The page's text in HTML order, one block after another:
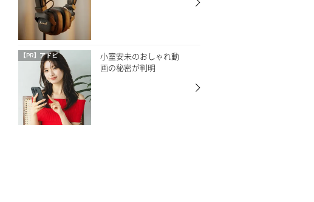
【PR】アドビ
小室安未のおしゃれ動
画の秘密が判明